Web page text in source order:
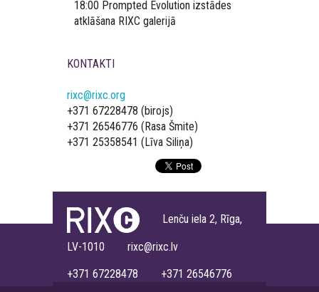
18:00 Prompted Evolution izstādes
atklāšana RIXC galerijā
KONTAKTI
rixc@rixc.org
+371 67228478 (birojs)
+371 26546776 (Rasa Šmite)
+371 25358541 (Līva Siliņa)
Lenču iela 2, Rīga,
LV-1010 rixc@rixc.lv
+371 67228478 +371 26546776